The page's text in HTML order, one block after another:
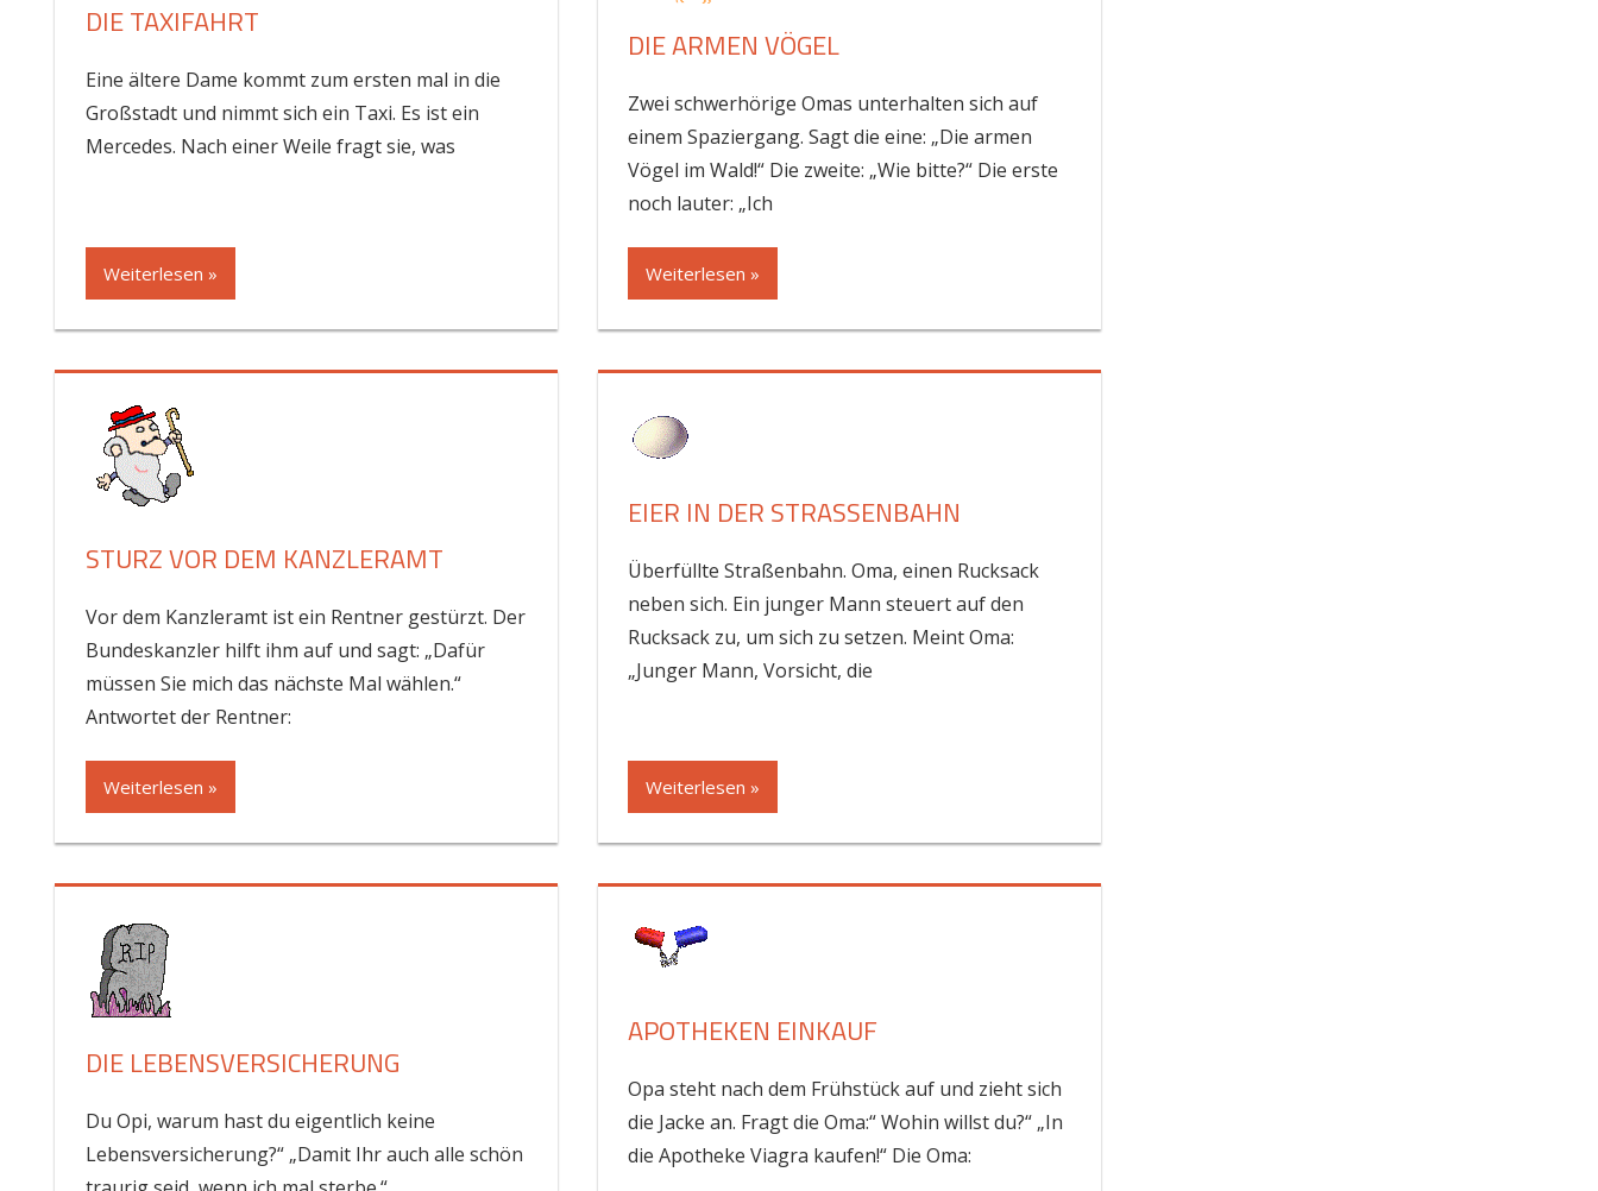
DIE TAXIFAHRT
Eine ältere Dame kommt zum ersten mal in die
Großstadt und nimmt sich ein Taxi. Es ist ein
Mercedes. Nach einer Weile fragt sie, was
Weiterlesen »
DIE ARMEN VÖGEL
Zwei schwerhörige Omas unterhalten sich auf
einem Spaziergang. Sagt die eine: „Die armen
Vögel im Wald!“ Die zweite: „Wie bitte?“ Die erste
noch lauter: „Ich
Weiterlesen »
STURZ VOR DEM KANZLERAMT
Vor dem Kanzleramt ist ein Rentner gestürzt. Der
Bundeskanzler hilft ihm auf und sagt: „Dafür
müssen Sie mich das nächste Mal wählen.“
Antwortet der Rentner:
Weiterlesen »
EIER IN DER STRASSENBAHN
Überfüllte Straßenbahn. Oma, einen Rucksack
neben sich. Ein junger Mann steuert auf den
Rucksack zu, um sich zu setzen. Meint Oma:
„Junger Mann, Vorsicht, die
Weiterlesen »
DIE LEBENSVERSICHERUNG
Du Opi, warum hast du eigentlich keine
Lebensversicherung?“ „Damit Ihr auch alle schön
APOTHEKEN EINKAUF
Opa steht nach dem Frühstück auf und zieht sich
die Jacke an. Fragt die Oma:“ Wohin willst du?“ „In
die Apotheke Viagra kaufen!“ Die Oma: